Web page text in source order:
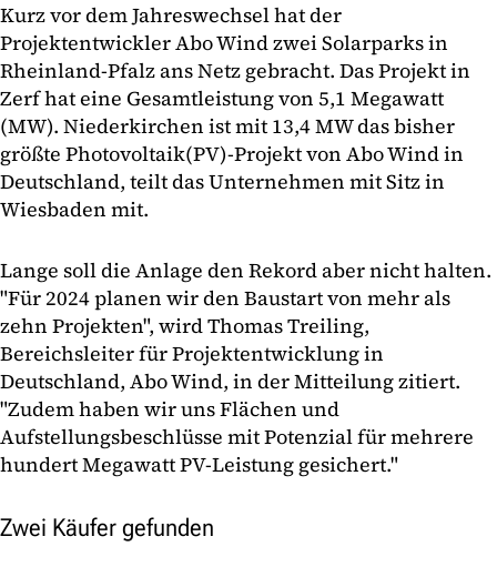
Kurz vor dem Jahreswechsel hat der
Projektentwickler Abo Wind zwei Solarparks in
Rheinland-Pfalz ans Netz gebracht. Das Projekt in
Zerf hat eine Gesamtleistung von 5,1 Megawatt
(MW). Niederkirchen ist mit 13,4 MW das bisher
größte Photovoltaik(PV)-Projekt von Abo Wind in
Deutschland, teilt das Unternehmen mit Sitz in
Wiesbaden mit.
Lange soll die Anlage den Rekord aber nicht halten.
"Für 2024 planen wir den Baustart von mehr als
zehn Projekten", wird Thomas Treiling,
Bereichsleiter für Projektentwicklung in
Deutschland, Abo Wind, in der Mitteilung zitiert.
"Zudem haben wir uns Flächen und
Aufstellungsbeschlüsse mit Potenzial für mehrere
hundert Megawatt PV-Leistung gesichert."
Zwei Käufer gefunden